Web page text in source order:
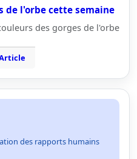
de l'orbe cette semaine
des gorges de l'orbe
des rapports humains